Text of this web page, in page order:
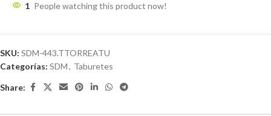
1 People watching this product now!
SKU: SDM-443.TTORREATU
Categorías: SDM, Taburetes
Share: